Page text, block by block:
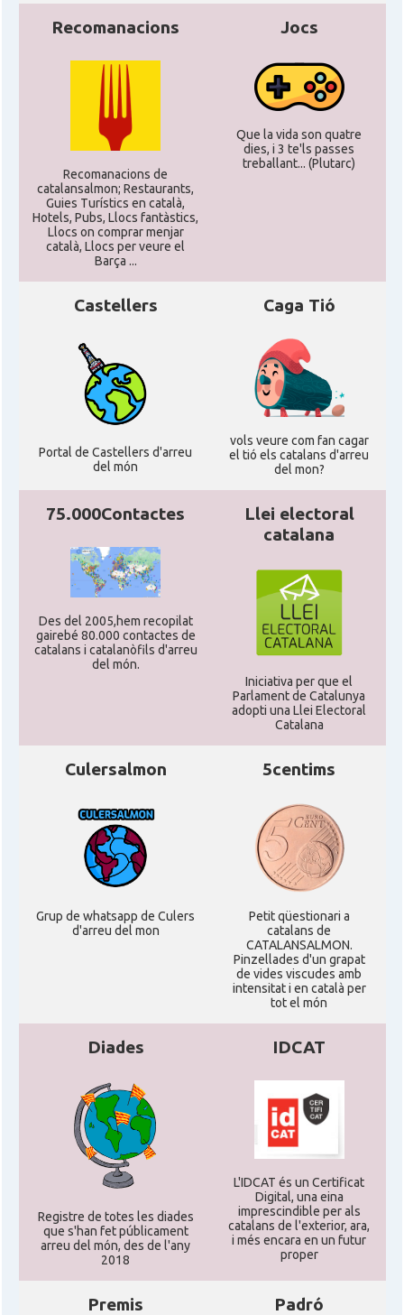
Recomanacions
Recomanacions de
catalansalmon; Restaurants,
Guies Turístics en català,
Hotels, Pubs, Llocs fantàstics,
Llocs on comprar menjar
català, Llocs per veure el
Barça ...
Jocs
Que la vida son quatre
dies, i 3 te'ls passes
treballant... (Plutarc)
Castellers
Portal de Castellers d'arreu
del món
Caga Tió
vols veure com fan cagar
el tió els catalans d'arreu
del mon?
75.000Contactes
Des del 2005,hem recopilat
gairebé 80.000 contactes de
catalans i catalanòfils d'arreu
del món.
Llei electoral
catalana
Iniciativa per que el
Parlament de Catalunya
adopti una Llei Electoral
Catalana
Culersalmon
Grup de whatsapp de Culers
d'arreu del mon
5centims
Petit qüestionari a
catalans de
CATALANSALMON.
Pinzellades d'un grapat
de vides viscudes amb
intensitat i en català per
tot el món
Diades
Registre de totes les diades
que s'han fet públicament
arreu del món, des de l'any
2018
IDCAT
L'IDCAT és un Certificat
Digital, una eina
imprescindible per als
catalans de l'exterior, ara,
i més encara en un futur
proper
Premis Padró